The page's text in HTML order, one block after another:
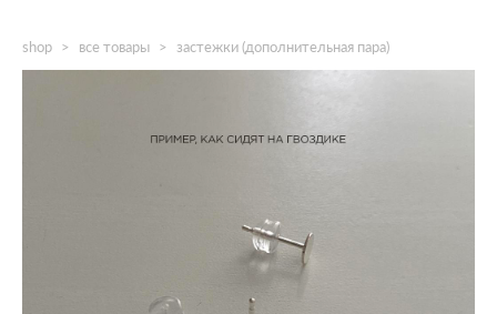
shop > все товары > застежки (дополнительная пара)